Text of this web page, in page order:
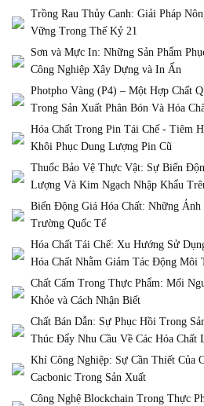
Trồng Rau Thủy Canh: Giải Pháp
Vững Trong Thế Kỷ 21
Sơn và Mực In: Những Sản Phẩm
Công Nghiệp Xây Dựng và In Ấn
Photpho Vàng (P4) – Một Hợp Chất
Trong Sản Xuất Phân Bón Và Hóa
Hóa Chất Trong Pin Tái Chế - Tiêm
Khôi Phục Dung Lượng Pin Cũ
Thuốc Bảo Vệ Thực Vật: Sự Biến
Lượng Và Kim Ngạch Nhập Khẩu
Biến Động Giá Hóa Chất: Những
Trường Quốc Tế
Hóa Chất Tái Chế: Xu Hướng Sử
Hóa Chất Nhằm Giảm Tác Động Môi
Chất Cấm Trong Thực Phẩm: Mối
Khỏe và Cách Nhận Biết
Chất Bán Dẫn: Sự Phục Hồi Trong
Thúc Đẩy Nhu Cầu Về Các Hóa Chất
Khí Công Nghiệp: Sự Cần Thiết Của
Cacbonic Trong Sản Xuất
Công Nghệ Blockchain Trong Thực